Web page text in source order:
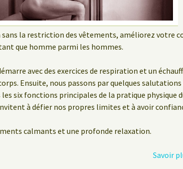
sans la restriction des vêtements, améliorez votre
que homme parmi les hommes.
avec des exercices de respiration et un
Ensuite, nous passons par quelques
six fonctions principales de la pratique physique
invitent à défier nos propres limites et à avoir
calmants et une profonde relaxation.
Savoir